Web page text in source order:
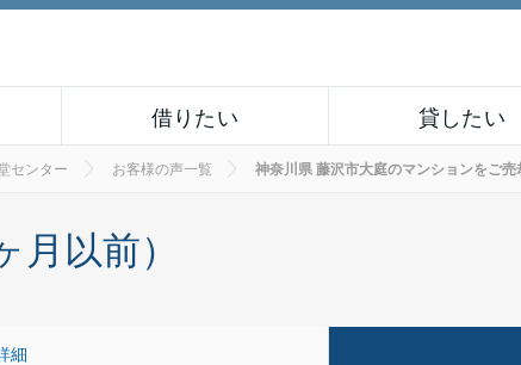
借りたい 貸したい
センター お客様の声一覧 神奈川県 藤沢市大庭のマンションをご
月以前）
細